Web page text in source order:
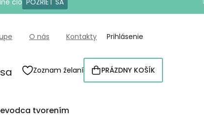
clo POZRIEŤ SA
O nás Kontakty Prihlásenie
Zoznam želaní
NÁKUPNÝ
KOŠÍK
PRÁZDNY KOŠÍK
tvorením